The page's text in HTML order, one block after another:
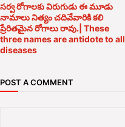
సర్వ రోగాలకు విరుగుడు ఈ మూడు
నామాలు నిత్యం చదివేవారికి కలి
ప్రేరితమైన రోగాలు రావు.| These
three names are antidote to all
diseases
POST A COMMENT